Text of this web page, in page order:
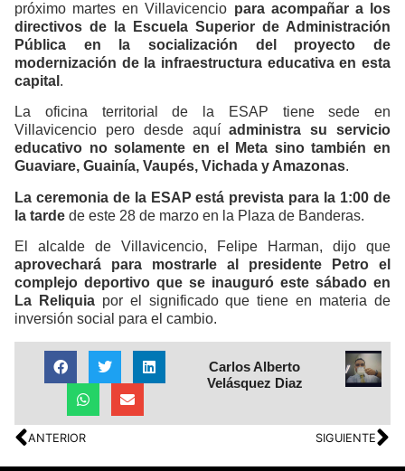
próximo martes en Villavicencio para acompañar a los
directivos de la Escuela Superior de Administración
Pública en la socialización del proyecto de
modernización de la infraestructura educativa en esta
capital .
La oficina territorial de la ESAP tiene sede en
Villavicencio pero desde aquíadministra su servicio
educativo no solamente en el Meta sino también en
Guaviare, Guainía, Vaupés, Vichada y Amazonas.
La ceremonia de la ESAP está prevista para la 1:00 de
la tarde de este 28 de marzo en la Plaza de Banderas.
El alcalde de Villavicencio, Felipe Harman, dijo que
aprovechará para mostrarle al presidente Petro el
complejo deportivo que se inauguró este sábado en
La Reliquiapor el significado que tiene en materia de
inversión social para el cambio.
Carlos Alberto
Velásquez Diaz
ANTERIOR SIGUIENTE